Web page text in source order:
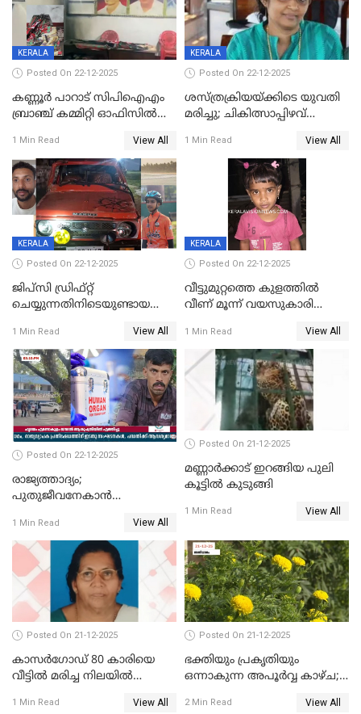
KERALA
Posted On 22-12-2025
കണ്ണൂർ പാറാട് സിപിഐഎം
ബ്രാഞ്ച് കമ്മിറ്റി ഓഫിസിൽ
ചിത്രങ്ങളടക്കം കത്തിയ
നിലയിൽ
1 Min Read View All
KERALA
Posted On 22-12-2025
ശസ്ത്രക്രിയയ്‌ക്കിടെ യുവതി
മരിച്ചു; ചികിത്സാപ്പിഴവ്
സംഭവം മാവേലിക്കരയിൽ
1 Min Read View All
KERALA
Posted On 22-12-2025
ജിപ്സി ഡ്രിഫ്റ്റ്
ചെയ്യുന്നതിനിടെയുണ്ടായ
ദാരുണാന്ത്യം; ജീപ്സി
ഓടിച്ചയാൾ അറസ്റ്റിൽ.
1 Min Read View All
KERALA
Posted On 22-12-2025
വീട്ടുമുറ്റത്തെ കുളത്തിൽ
വീണ് മൂന്ന് വയസുകാരി
1 Min Read View All
Posted On 22-12-2025
രാജ്യത്താദ്യം;
പുതുജീവനേകാൻ
എറണാകുളം സർക്കാർ
ജനറൽ
ആശുപത്രിയിലെത്തിച്ചു
1 Min Read View All
Posted On 21-12-2025
മണ്ണാർക്കാട് ഇറങ്ങിയ പുലി
കൂട്ടിൽ കുടുങ്ങി
1 Min Read View All
Posted On 21-12-2025
കാസർഗോഡ് 80 കാരിയെ
വീട്ടിൽ മരിച്ച നിലയിൽ
1 Min Read View All
Posted On 21-12-2025
ഭക്തിയും പ്രകൃതിയും
ഒന്നാകുന്ന അപൂര്‍വ്വ കാഴ്ച;
കാഴ്ചാനുഭവമൊരുക്കി
2 Min Read View All